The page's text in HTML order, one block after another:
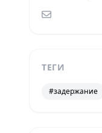
ТЕГИ
#задержание